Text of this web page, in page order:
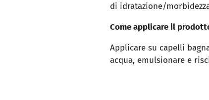
di idratazione/
Come applicare il
Applicare su capelli
acqua, emulsionare e